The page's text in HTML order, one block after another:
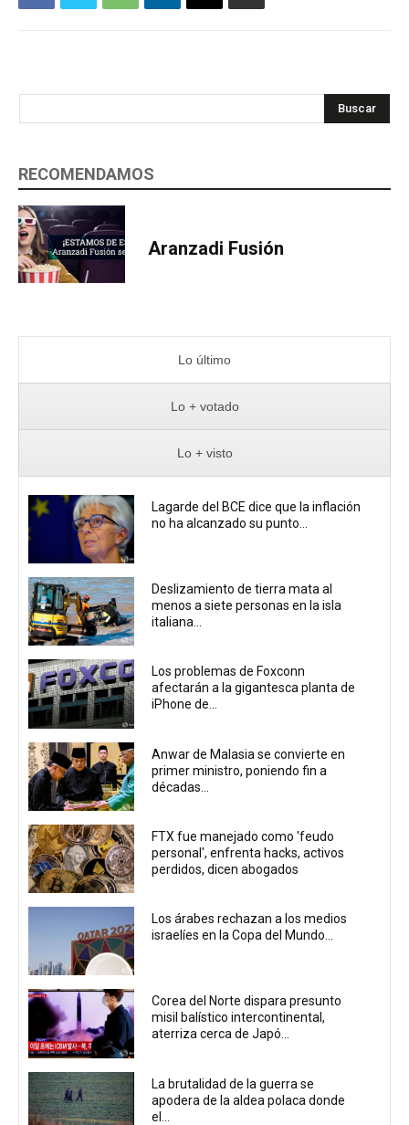
Buscar
RECOMENDAMOS
Aranzadi Fusión
Lo último
Lo + votado
Lo + visto
Lagarde del BCE dice que la inflación
no ha alcanzado su punto...
Deslizamiento de tierra mata al
menos a siete personas en la isla
italiana...
Los problemas de Foxconn
afectarán a la gigantesca planta de
iPhone de...
Anwar de Malasia se convierte en
primer ministro, poniendo fin a
décadas...
FTX fue manejado como 'feudo
personal', enfrenta hacks, activos
perdidos, dicen abogados
Los árabes rechazan a los medios
israelíes en la Copa del Mundo...
Corea del Norte dispara presunto
misil balístico intercontinental,
aterriza cerca de Japó...
La brutalidad de la guerra se
apodera de la aldea polaca donde
el...